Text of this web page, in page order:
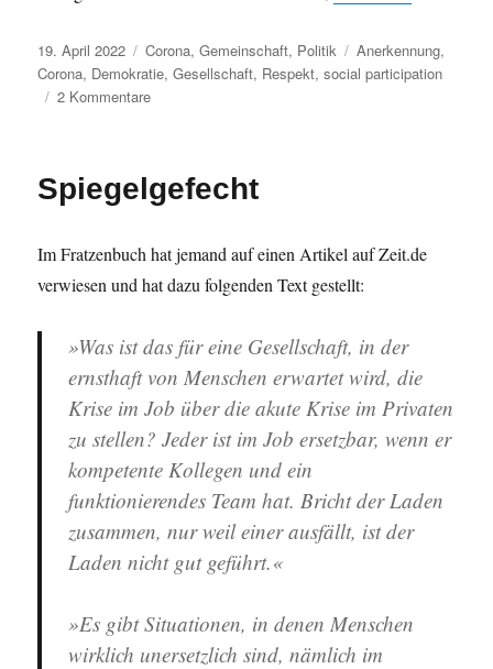
Veröffentlicht
am
19. April 2022 Kategorien
Corona,Gemeinschaft, Politik Schlagwörter
Anerkennung,
Corona, Demokratie,Gesellschaft, Respekt,social participation
2 Kommentarezu
der
Schulkonferenz
Spiegelgefecht
Im Fratzenbuch hat jemand auf einen Artikel auf Zeit.de
verwiesen und hat dazu folgenden Text gestellt:
»Was ist das für eine Gesellschaft, in der
ernsthaft von Menschen erwartet wird, die
Krise im Job über die akute Krise im Privaten
zu stellen? Jeder ist im Job ersetzbar, wenn er
kompetente Kollegen und ein
funktionierendes Team hat. Bricht der Laden
zusammen, nur weil einer ausfällt, ist der
Laden nicht gut geführt.«
»Es gibt Situationen, in denen Menschen
wirklich unersetzlich sind, nämlich im